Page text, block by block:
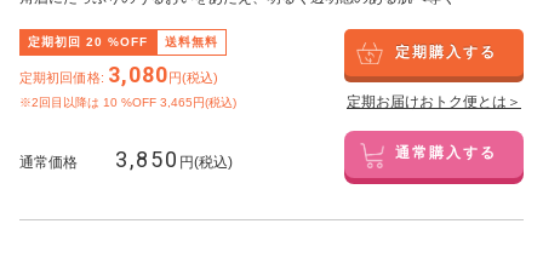
定期初回 20 %OFF 送料無料
定期初回価格: 3,080円(税込)
※2回目以降は 10 %OFF 3,465円(税込)
定期購入する
定期お届けおトク便とは＞
通常価格 3,850 円(税込) 通常購入する